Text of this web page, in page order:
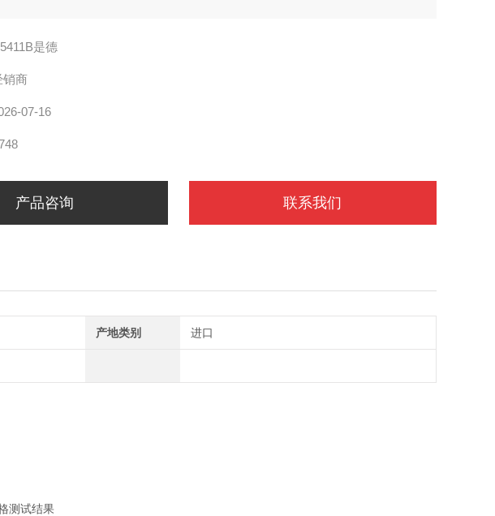
是德
销商
07-16
产品咨询 联系我们
产地类别 进口
测试结果